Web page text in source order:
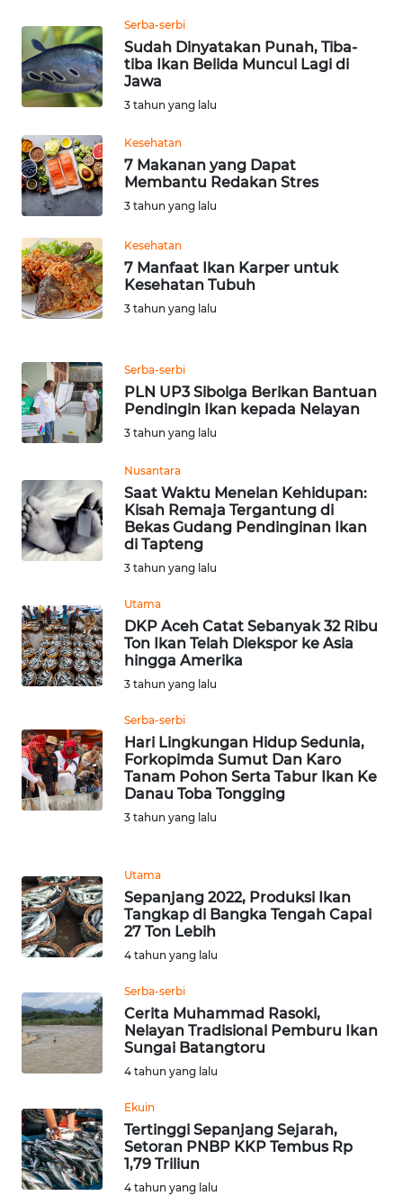
Serba-serbi
Sudah Dinyatakan Punah, Tiba-
tiba Ikan Belida Muncul Lagi di
Jawa
3 tahun yang lalu
Kesehatan
7 Makanan yang Dapat
Membantu Redakan Stres
3 tahun yang lalu
Kesehatan
7 Manfaat Ikan Karper untuk
Kesehatan Tubuh
3 tahun yang lalu
Serba-serbi
PLN UP3 Sibolga Berikan Bantuan
Pendingin Ikan kepada Nelayan
3 tahun yang lalu
Nusantara
Saat Waktu Menelan Kehidupan:
Kisah Remaja Tergantung di
Bekas Gudang Pendinginan Ikan
di Tapteng
3 tahun yang lalu
Utama
DKP Aceh Catat Sebanyak 32 Ribu
Ton Ikan Telah Diekspor ke Asia
hingga Amerika
3 tahun yang lalu
Serba-serbi
Hari Lingkungan Hidup Sedunia,
Forkopimda Sumut Dan Karo
Tanam Pohon Serta Tabur Ikan Ke
Danau Toba Tongging
3 tahun yang lalu
Utama
Sepanjang 2022, Produksi Ikan
Tangkap di Bangka Tengah Capai
27 Ton Lebih
4 tahun yang lalu
Serba-serbi
Cerita Muhammad Rasoki,
Nelayan Tradisional Pemburu Ikan
Sungai Batangtoru
4 tahun yang lalu
Ekuin
Tertinggi Sepanjang Sejarah,
Setoran PNBP KKP Tembus Rp
1,79 Triliun
4 tahun yang lalu
WN
KALTARA
WN
WN
KALTIM
WN
SULSEL
WN
WN
SULUT
WN
WN
MALUT
WN
DANAU
TOBA
NIAS
WN
LANGKAT
TAPANULI
SELATAN
WN
TANJUNG
WN
KARO
SIMALUNGUN
WN
LABUHANBATU